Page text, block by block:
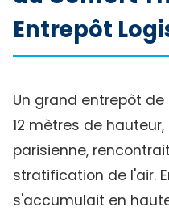
Entrepôt
Un grand entrepôt de
12 mètres de
parisienne,
stratification de l'air.
s'accumulait en